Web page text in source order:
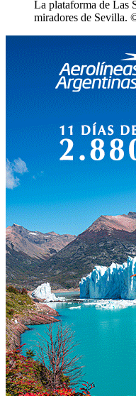
La plataforma de Las
miradores de Sevilla.